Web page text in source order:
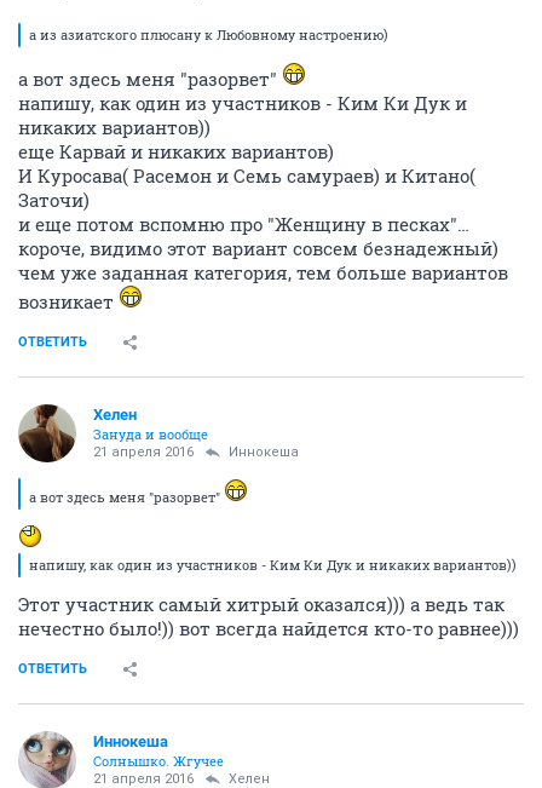
а из азиатского плюсану к Любовному настроению)
а вот здесь меня "разорвет"
напишу, как один из участников - Ким Ки Дук и
никаких вариантов))
еще Карвай и никаких вариантов)
И Куросава( Расемон и Семь самураев) и Китано(
Заточи)
и еще потом вспомню про "Женщину в песках"…
короче, видимо этот вариант совсем безнадежный)
чем уже заданная категория, тем больше вариантов
возникает
ОТВЕТИТЬ
Хелен
Зануда и вообще
21 апреля 2016 Иннокеша
а вот здесь меня "разорвет"
напишу, как один из участников - Ким Ки Дук и никаких вариантов))
Этот участник самый хитрый оказался))) а ведь так
нечестно было!)) вот всегда найдется кто-то равнее)))
ОТВЕТИТЬ
Иннокеша
Солнышко. Жгучее
21 апреля 2016 Хелен